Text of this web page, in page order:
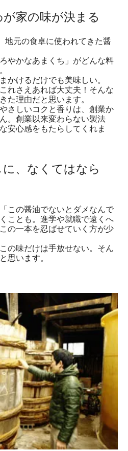
家の味が決まる
地元の食卓に使われてきた醤
やかなあまくち」がどんな料
かけるだけでも美味しい。
れさえあれば大丈夫！そんな
た理由だと思います。
さしいコクと香りは、創業か
。創業以来変わらない製法
安心感をもたらしてくれま
、なくてはなら
この醤油でないとダメなんで
ことも。進学や就職で遠くへ
の一本を忍ばせていく方が少
の味だけは手放せない。そん
思います。